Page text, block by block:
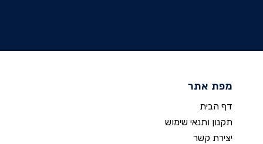
מפת אתר
דף הבית
תקנון ותנאי שימוש
יצירת קשר